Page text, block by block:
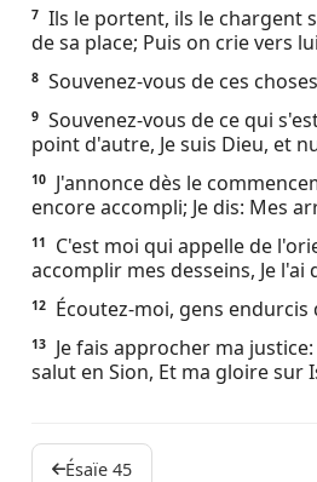
7 Ils le portent, ils le chargent
de sa place; Puis on crie vers
8 Souvenez-vous de ces
9 Souvenez-vous de ce qui
point d'autre, Je suis Dieu, et
10
J'annonce dès le
encore accompli; Je dis: Mes
11
C'est moi qui appelle de
accomplir mes desseins, Je l'ai
12 Écoutez-moi, gens
13
Je fais approcher ma
salut en Sion, Et ma gloire sur
Ésaïe 45